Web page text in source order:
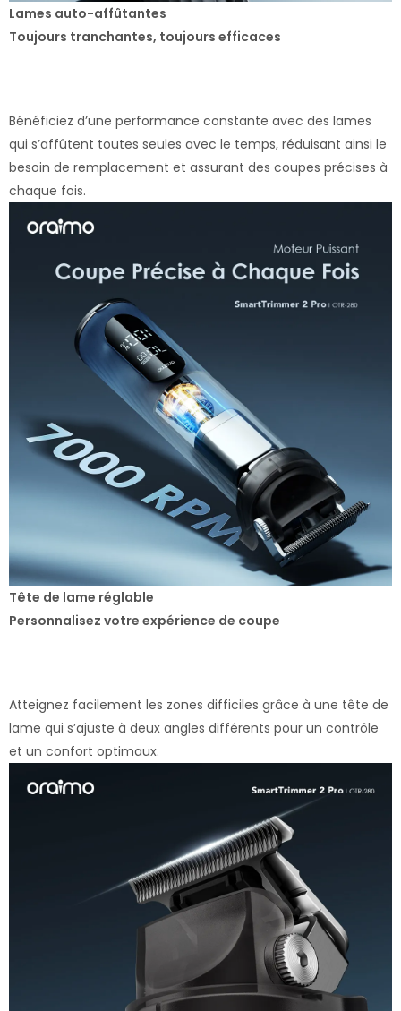
Lames auto-affûtantes
Toujours tranchantes, toujours efficaces
Bénéficiez d’une performance constante avec des lames
qui s’affûtent toutes seules avec le temps, réduisant ainsi le
besoin de remplacement et assurant des coupes précises à
chaque fois.
Tête de lame réglable
Personnalisez votre expérience de coupe
Atteignez facilement les zones difficiles grâce à une tête de
lame qui s’ajuste à deux angles différents pour un contrôle
et un confort optimaux.